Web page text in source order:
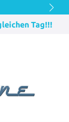
Tag!!!